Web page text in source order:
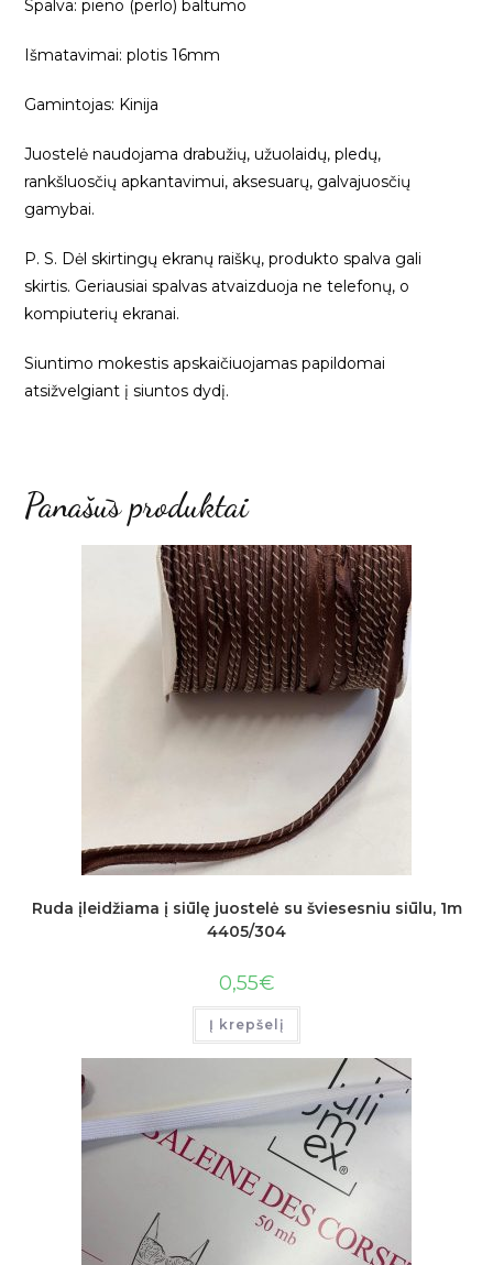
Spalva: pieno (perlo) baltumo
Išmatavimai: plotis 16mm
Gamintojas: Kinija
Juostelė naudojama drabužių, užuolaidų, pledų,
rankšluosčių apkantavimui, aksesuarų, galvajuosčių
gamybai.
P. S. Dėl skirtingų ekranų raiškų, produkto spalva gali
skirtis. Geriausiai spalvas atvaizduoja ne telefonų, o
kompiuterių ekranai.
Siuntimo mokestis apskaičiuojamas papildomai
atsižvelgiant į siuntos dydį.
Panašūs produktai
Ruda įleidžiama į siūlę juostelė su šviesesniu siūlu, 1m
4405/304
0,55€
Į krepšelį